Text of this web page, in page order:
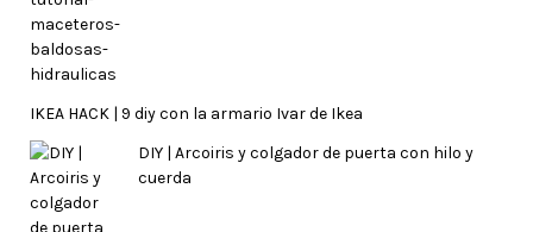
IKEA HACK | 9 diy con la armario Ivar de Ikea
DIY | Arcoiris y colgador de puerta con hilo y
cuerda